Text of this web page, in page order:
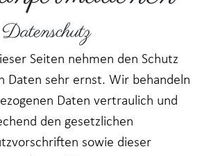
Datenschutz
Seiten nehmen den Schutz
Daten sehr ernst. Wir behandeln
Daten vertraulich und
den gesetzlichen
sowie dieser